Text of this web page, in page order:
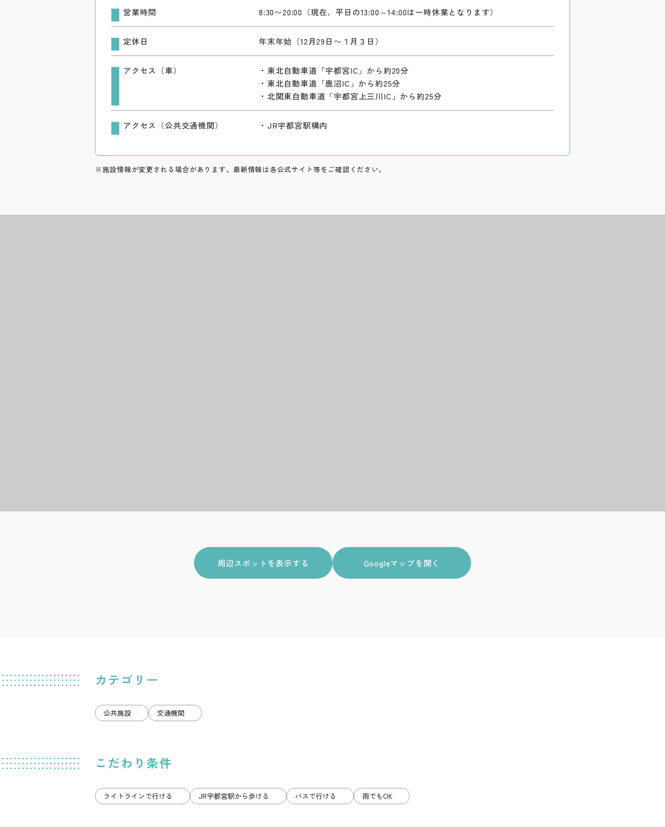
営業時間 8:30〜20:00（現在、平日の13:00～14:00は一時休業となります）
定休日 年末年始（12月29日〜１月３日）
アクセス（車）
・東北自動車道「宇都宮IC」から約20分
・東北自動車道「鹿沼IC」から約25分
・北関東自動車道「宇都宮上三川IC」から約25分
アクセス（公共交通機関） ・JR宇都宮駅構内
※施設情報が変更される場合があります。最新情報は各公式サイト等をご確認ください。
カテゴリー
公共施設 交通機関
こだわり条件
ライトラインで行ける JR宇都宮駅から歩ける バスで行ける 雨でもOK
周辺スポットを表示する Googleマップを開く